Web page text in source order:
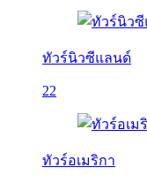
ทัวร์นิวซีแลนด์
22
ทัวร์อเมริกา